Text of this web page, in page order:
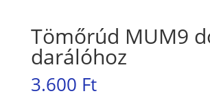
Tömőrúd MUM9
darálóhoz
3.600 Ft